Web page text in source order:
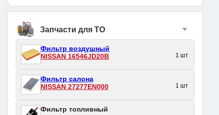
Запчасти для ТО
Фильтр воздушный
NISSAN 16546JD20B
1 шт
Фильтр салона
NISSAN 27277EN000
1 шт
Фильтр топливный